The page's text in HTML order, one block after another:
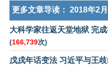
更多文章导读： 2018年2
大科学家往返天堂地狱 完
(166,739次)
戊戌年话变法 习近平与王